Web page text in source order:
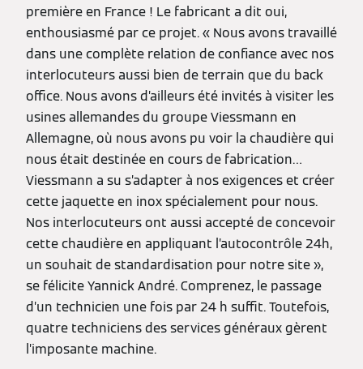
première en France ! Le fabricant a dit oui,
enthousiasmé par ce projet. « Nous avons travaillé
dans une complète relation de confiance avec nos
interlocuteurs aussi bien de terrain que du back
office. Nous avons d’ailleurs été invités à visiter les
usines allemandes du groupe Viessmann en
Allemagne, où nous avons pu voir la chaudière qui
nous était destinée en cours de fabrication…
Viessmann a su s’adapter à nos exigences et créer
cette jaquette en inox spécialement pour nous.
Nos interlocuteurs ont aussi accepté de concevoir
cette chaudière en appliquant l’autocontrôle 24h,
un souhait de standardisation pour notre site »,
se félicite Yannick André. Comprenez, le passage
d’un technicien une fois par 24 h suffit. Toutefois,
quatre techniciens des services généraux gèrent
l’imposante machine.